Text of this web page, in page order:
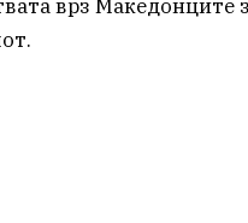
врз Македонците